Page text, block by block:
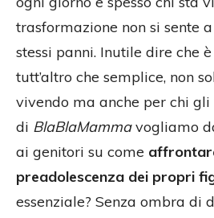
trasformazione non si sente
stessi panni. Inutile dire che
tutt’altro che semplice, non
vivendo ma anche per chi
di BlaBlaMammavogliamo
ai genitori su come
preadolescenza dei propri
essenziale? Senza ombra di